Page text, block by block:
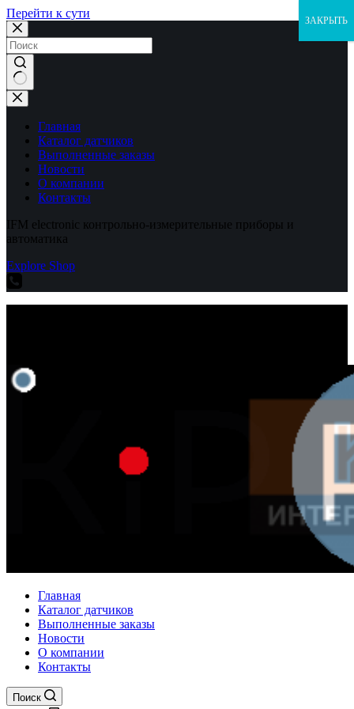
Перейти к сути
Ничего
не
найденоГлавная
Каталог датчиков
Выполненные заказы
Новости
О компании
Контакты
IFM electronic контрольно-измерительные приборы и
автоматика
Explore Shop
Главная
Каталог датчиков
Выполненные заказы
Новости
О компании
Контакты
Поиск
ЗАКРЫТЬ